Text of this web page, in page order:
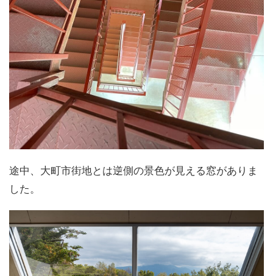
途中、大町市街地とは逆側の景色が見える窓がありま
した。